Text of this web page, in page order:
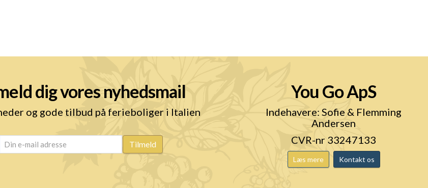
dig vores nyhedsmail
og gode tilbud på ferieboliger i Italien
(Påkrævet)
You Go ApS
Indehavere: Sofie & Flemming
Andersen
CVR-nr 33247133
Læs mere Kontakt os